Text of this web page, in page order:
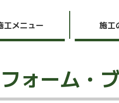
工メニュー 施工
ォーム・